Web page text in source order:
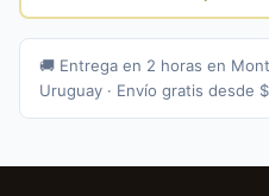
🚚 Entrega en 2 horas en
Uruguay · Envío gratis desde